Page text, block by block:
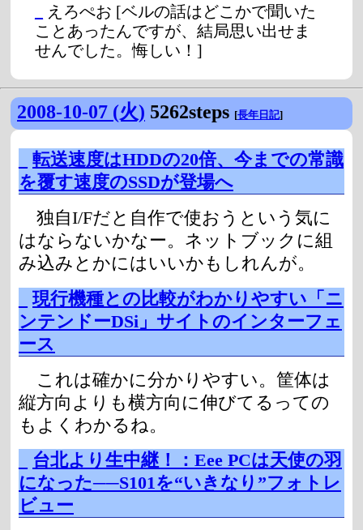
えろぺお [ベルの話はどこかで聞いた
ことあったんですが、結局思い出せま
せんでした。悔しい！]
2008-10-07 (火) 5262steps [長年日記]
転送速度はHDDの20倍、今までの常識
を覆す速度のSSDが登場へ
独自I/Fだと自作で使おうという気に
はならないかなー。ネットブックに組
み込みとかにはいいかもしれんが。
現行機種との比較がわかりやすい「ニ
ンテンドーDSi」サイトのインターフェ
ース
これは確かに分かりやすい。筐体は
縦方向よりも横方向に伸びてるっての
もよくわかるね。
台北より生中継！：Eee PCは天使の羽
になった──S101を“いきなり”フォトレ
ビュー